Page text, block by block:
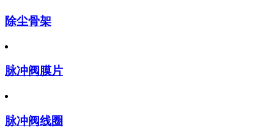
除尘骨架
脉冲阀膜片
脉冲阀线圈